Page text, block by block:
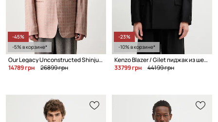
-45%
-5% в корзине*
Our Legacy Unconstructed Shinjuku Blazer однобортный пиджак из льна для мужчин
14789 грн
26899 грн
-23%
-10% в корзине*
Kenzo Blazer / Gilet пиджак из шерсти для мужчин
33799 грн
44199 грн